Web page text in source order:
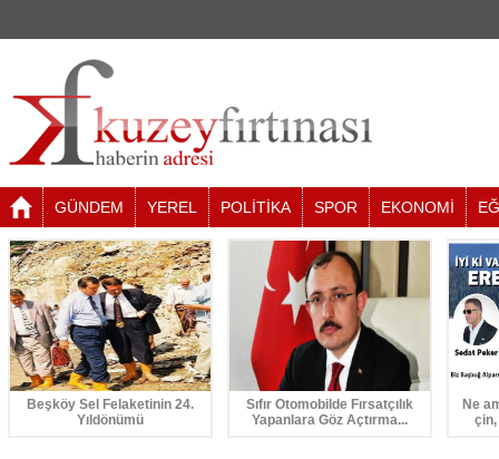
GÜNDEM YEREL POLİTİKA SPOR EKONOMİ
Beşköy Sel Felaketinin 24.
Yıldönümü
Sıfır Otomobilde Fırsatçılık
Yapanlara Göz Açtırma...
Ne